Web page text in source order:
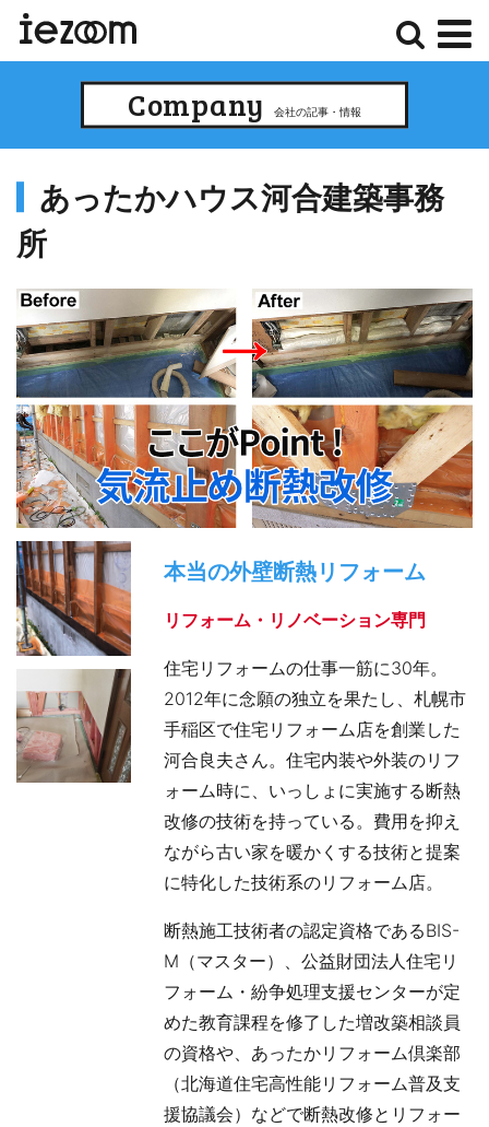
ュ
Company 会社の記事・情報
あったかハウス河合建築事務
所
本当の外壁断熱リフォーム
リフォーム・リノベーション専門
住宅リフォームの仕事一筋に30年。
2012年に念願の独立を果たし、札幌市
手稲区で住宅リフォーム店を創業した
河合良夫さん。住宅内装や外装のリフ
ォーム時に、いっしょに実施する断熱
改修の技術を持っている。費用を抑え
ながら古い家を暖かくする技術と提案
に特化した技術系のリフォーム店。
断熱施工技術者の認定資格であるBIS-
M（マスター）、公益財団法人住宅リ
フォーム・紛争処理支援センターが定
めた教育課程を修了した増改築相談員
の資格や、あったかリフォーム倶楽部
（北海道住宅高性能リフォーム普及支
援協議会）などで断熱改修とリフォー